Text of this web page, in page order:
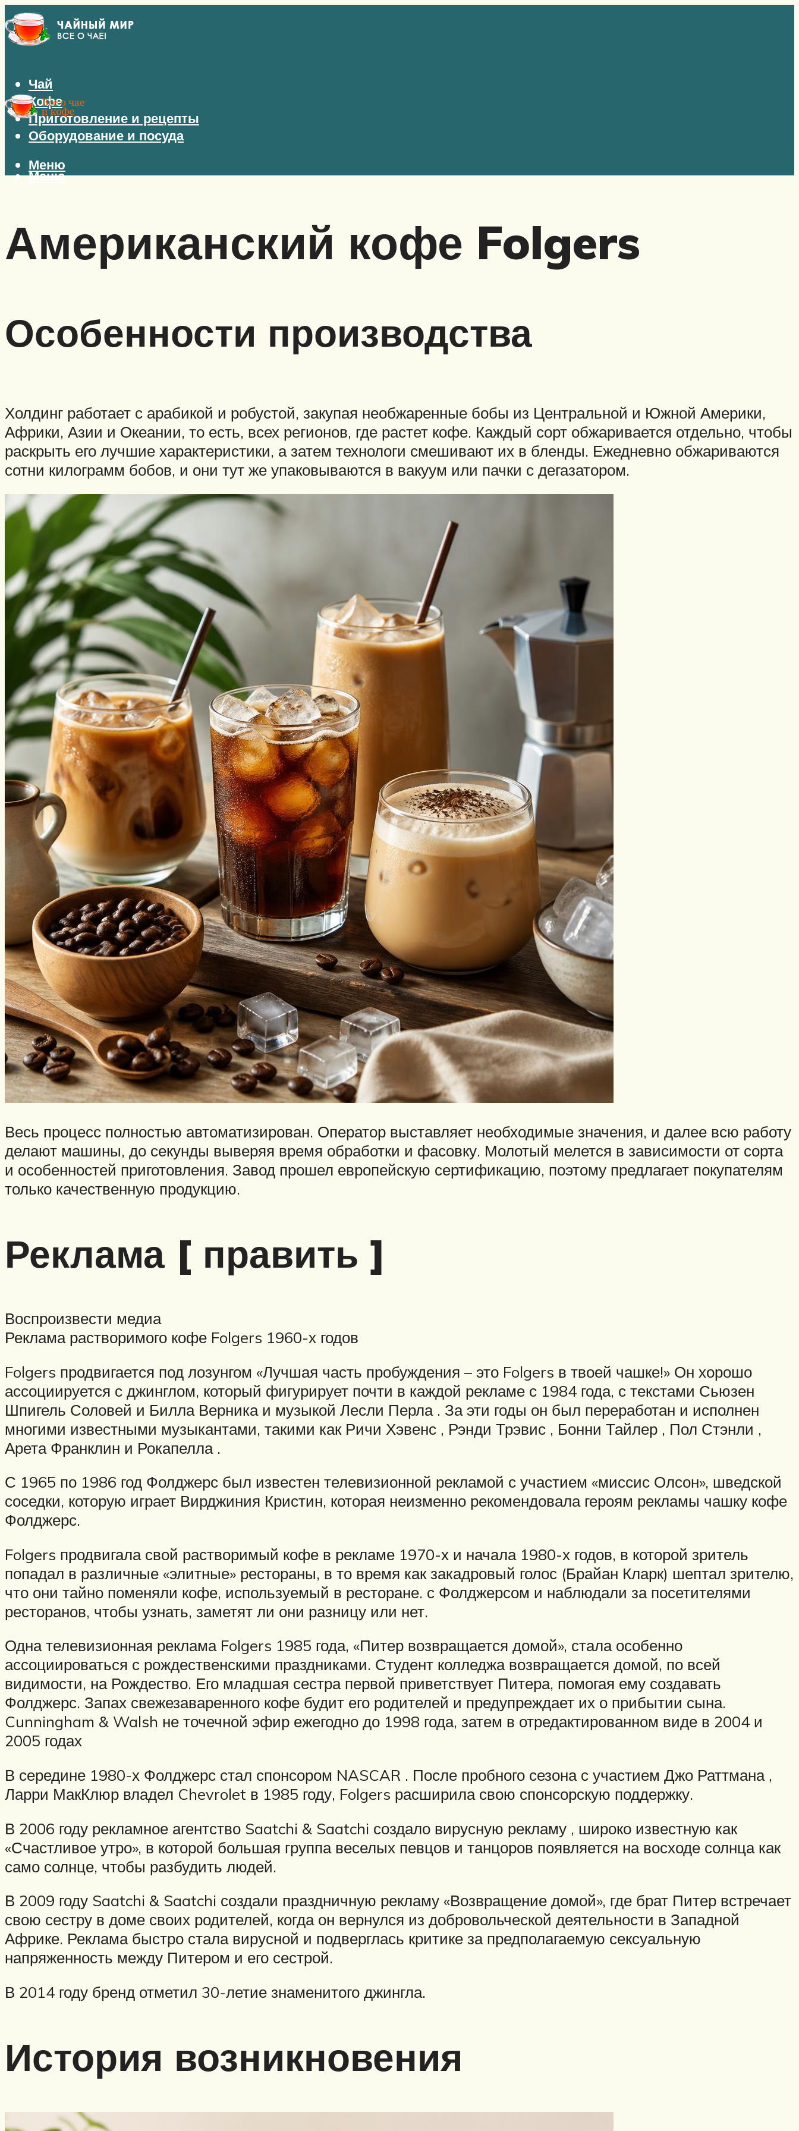
Чай
Кофе
Приготовление и рецепты
Оборудование и посуда
Меню
Меню
Американский кофе Folgers
Особенности производства
Холдинг работает с арабикой и робустой, закупая необжаренные бобы из Центральной и Южной Америки,
Африки, Азии и Океании, то есть, всех регионов, где растет кофе. Каждый сорт обжаривается отдельно, чтобы
раскрыть его лучшие характеристики, а затем технологи смешивают их в бленды. Ежедневно обжариваются
сотни килограмм бобов, и они тут же упаковываются в вакуум или пачки с дегазатором.
Весь процесс полностью автоматизирован. Оператор выставляет необходимые значения, и далее всю работу
делают машины, до секунды выверяя время обработки и фасовку. Молотый мелется в зависимости от сорта
и особенностей приготовления. Завод прошел европейскую сертификацию, поэтому предлагает покупателям
только качественную продукцию.
Реклама [ править ]
Воспроизвести медиа
Реклама растворимого кофе Folgers 1960-х годов
Folgers продвигается под лозунгом «Лучшая часть пробуждения – это Folgers в твоей чашке!» Он хорошо
ассоциируется с джинглом, который фигурирует почти в каждой рекламе с 1984 года, с текстами Сьюзен
Шпигель Соловей и Билла Верника и музыкой Лесли Перла . За эти годы он был переработан и исполнен
многими известными музыкантами, такими как Ричи Хэвенс , Рэнди Трэвис , Бонни Тайлер , Пол Стэнли ,
Арета Франклин и Рокапелла .
С 1965 по 1986 год Фолджерс был известен телевизионной рекламой с участием «миссис Олсон», шведской
соседки, которую играет Вирджиния Кристин, которая неизменно рекомендовала героям рекламы чашку кофе
Фолджерс.
Folgers продвигала свой растворимый кофе в рекламе 1970-х и начала 1980-х годов, в которой зритель
попадал в различные «элитные» рестораны, в то время как закадровый голос (Брайан Кларк) шептал зрителю,
что они тайно поменяли кофе, используемый в ресторане. с Фолджерсом и наблюдали за посетителями
ресторанов, чтобы узнать, заметят ли они разницу или нет.
Одна телевизионная реклама Folgers 1985 года, «Питер возвращается домой», стала особенно
ассоциироваться с рождественскими праздниками. Студент колледжа возвращается домой, по всей
видимости, на Рождество. Его младшая сестра первой приветствует Питера, помогая ему создавать
Фолджерс. Запах свежезаваренного кофе будит его родителей и предупреждает их о прибытии сына.
Cunningham & Walsh не точечной эфир ежегодно до 1998 года, затем в отредактированном виде в 2004 и
2005 годах
В середине 1980-х Фолджерс стал спонсором NASCAR . После пробного сезона с участием Джо Раттмана ,
Ларри МакКлюр владел Chevrolet в 1985 году, Folgers расширила свою спонсорскую поддержку.
В 2006 году рекламное агентство Saatchi & Saatchi создало вирусную рекламу , широко известную как
«Счастливое утро», в которой большая группа веселых певцов и танцоров появляется на восходе солнца как
само солнце, чтобы разбудить людей.
В 2009 году Saatchi & Saatchi создали праздничную рекламу «Возвращение домой», где брат Питер встречает
свою сестру в доме своих родителей, когда он вернулся из добровольческой деятельности в Западной
Африке. Реклама быстро стала вирусной и подверглась критике за предполагаемую сексуальную
напряженность между Питером и его сестрой.
В 2014 году бренд отметил 30-летие знаменитого джингла.
История возникновения